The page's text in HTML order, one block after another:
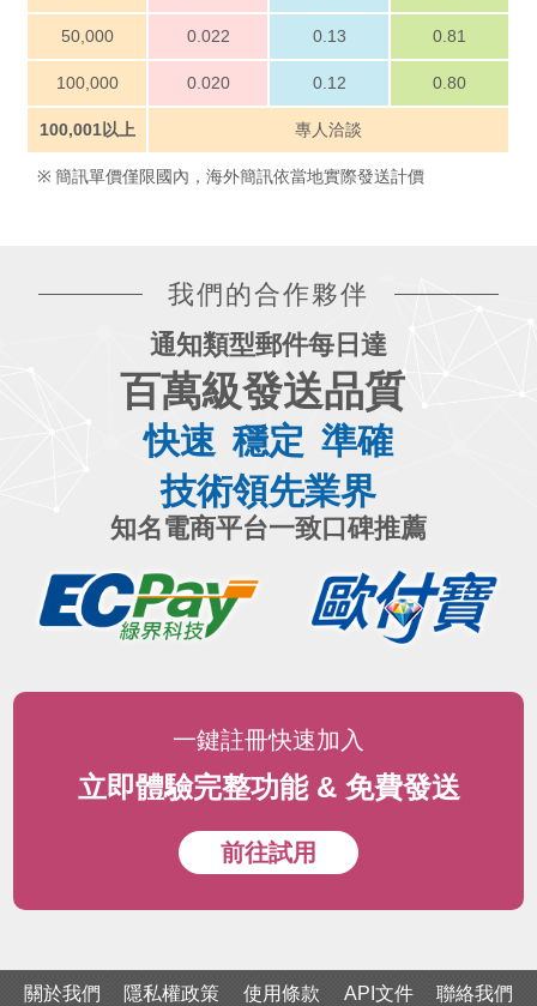
50,000 0.022 0.13 0.81
100,000 0.020 0.12 0.80
100,001以上 專人洽談
簡訊單價僅限國內，海外簡訊依當地實際發送計價
我們的合作夥伴
通知類型郵件每日達
百萬級發送品質
快速 穩定 準確
技術領先業界
知名電商平台一致口碑推薦
一鍵註冊快速加入
立即體驗完整功能 & 免費發送
前往試用
關於我們 隱私權政策 使用條款 API文件 聯絡我們